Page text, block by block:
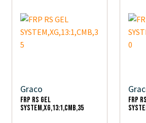
Graco
FRP RS GEL
SYSTEM,XG,13:1,CMB,35
FRP